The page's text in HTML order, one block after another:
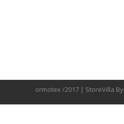
ormotex /2017 | StoreVilla By